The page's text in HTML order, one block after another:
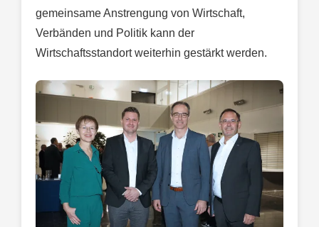
gemeinsame Anstrengung von Wirtschaft,
Verbänden und Politik kann der
Wirtschaftsstandort weiterhin gestärkt werden.